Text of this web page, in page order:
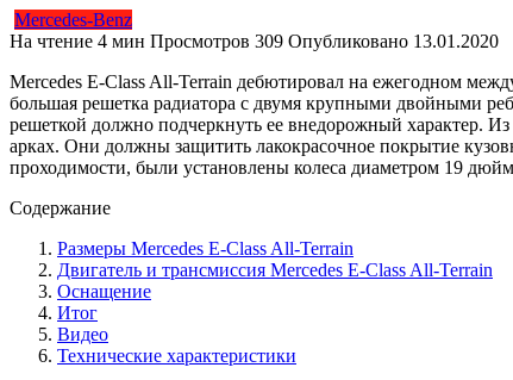
Mercedes-Benz
На чтение 4 мин Просмотров 309 Опубликовано 13.01.2020
Mercedes E-Class All-Terrain дебютировал на ежегодном
большая решетка радиатора с двумя крупными двойными
решеткой должно подчеркнуть ее внедорожный характер.
арках. Они должны защитить лакокрасочное покрытие
проходимости, были установлены колеса диаметром 19
Содержание
Размеры Mercedes E-Class All-Terrain
Двигатель и трансмиссия Mercedes E-Class All-Terrain
Оснащение
Итог
Видео
Технические характеристики